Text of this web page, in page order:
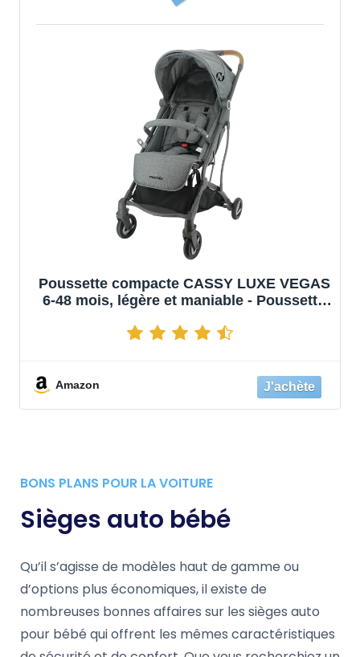
Poussette compacte CASSY LUXE VEGAS
6-48 mois, légère et maniable - Poussette
luxe)
Amazon
BONS PLANS POUR LA VOITURE
Sièges auto bébé
Qu’il s’agisse de modèles haut de gamme ou
d’options plus économiques, il existe de
nombreuses bonnes affaires sur les sièges auto
pour bébé qui offrent les mêmes caractéristiques